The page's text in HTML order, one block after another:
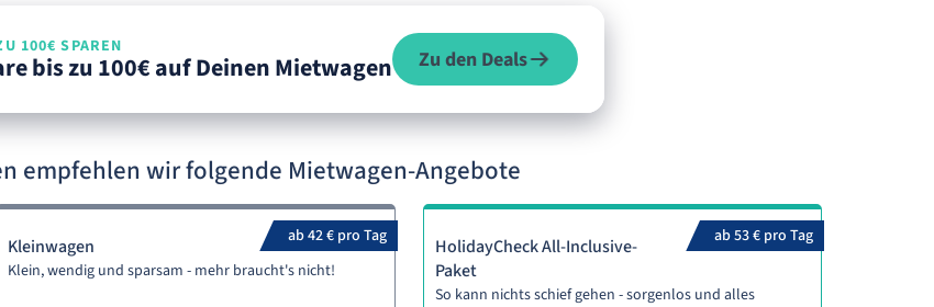
100€ SPAREN
bis zu 100€ auf Deinen Mietwagen Zu den Deals
empfehlen wir folgende Mietwagen-Angebote
ab 42 € pro Tag
Kleinwagen
Klein, wendig und sparsam - mehr braucht's nicht!
ab 53 € pro Tag
HolidayCheck All-Inclusive-
Paket
So kann nichts schief gehen - sorgenlos und alles